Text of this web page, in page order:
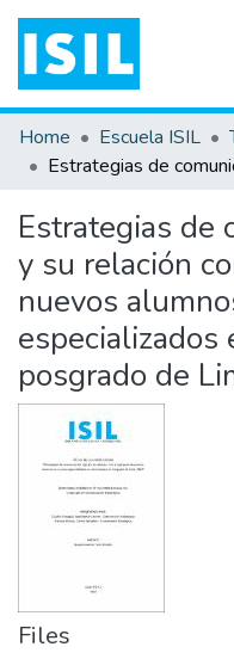
All of DSpace
Statistics
Documentos ▾
Home Escuela ISIL
Estrategias de
y su relación
nuevos
especializados
posgrado de
Files